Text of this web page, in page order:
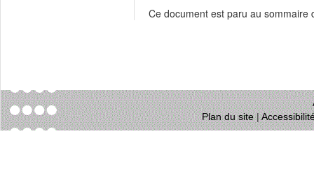
Ce document est paru au sommaire
Plan du site|